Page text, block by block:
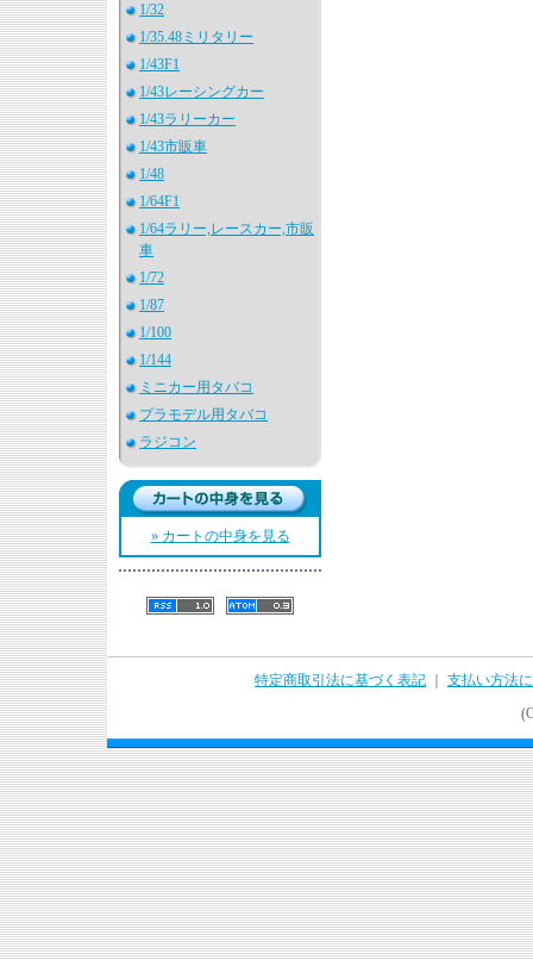
1/32
1/35.48ミリタリー
1/43F1
1/43レーシングカー
1/43ラリーカー
1/43市販車
1/48
1/64F1
1/64ラリー,レースカー,市販
車
1/72
1/87
1/100
1/144
ミニカー用タバコ
プラモデル用タバコ
ラジコン
» カートの中身を見る
特定商取引法に基づく表記
支払い方法